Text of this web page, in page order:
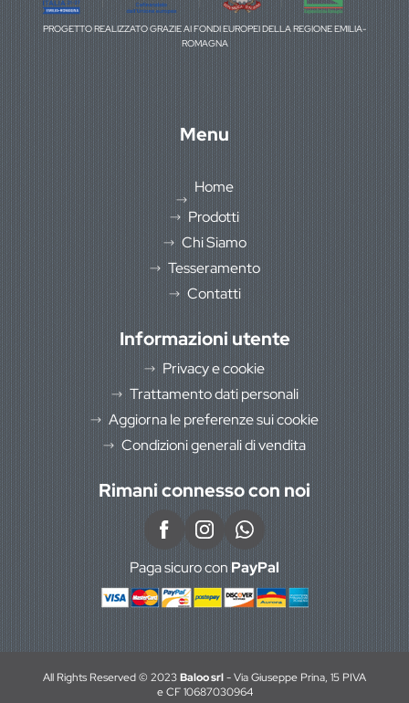
PROGETTO REALIZZATO GRAZIE AI FONDI EUROPEI DELLA REGIONE EMILIA-
ROMAGNA
Menu
Home
Prodotti
Chi Siamo
Tesseramento
Contatti
Informazioni utente
Privacy e cookie
Trattamento dati personali
Aggiorna le preferenze sui cookie
Condizioni generali di vendita
Rimani connesso con noi
Paga sicuro con PayPal
All Rights Reserved © 2023Baloo srl- Via Giuseppe Prina, 15 PIVA
e CF 10687030964